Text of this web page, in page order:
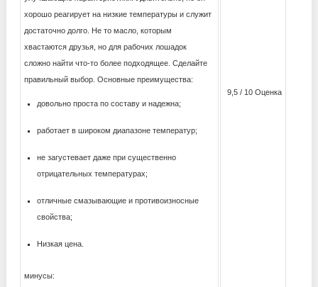
хорошо реагирует на низкие температуры и служит
достаточно долго. Не то масло, которым
хвастаются друзья, но для рабочих лошадок
сложно найти что-то более подходящее. Сделайте
правильный выбор. Основные преимущества:
довольно проста по составу и надежна;
работает в широком диапазоне температур;
не загустевает даже при существенно
отрицательных температурах;
отличные смазывающие и противоизносные
свойства;
Низкая цена.
минусы:
9,5 / 10 Оценка